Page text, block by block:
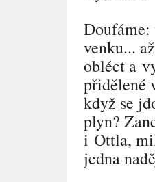
Doufáme:
venku...
obléct a
přidělené
když se
plyn?
i Ottla,
jedna